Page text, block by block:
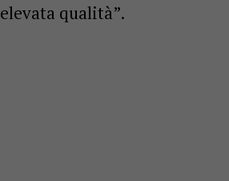
elevata qualità”.